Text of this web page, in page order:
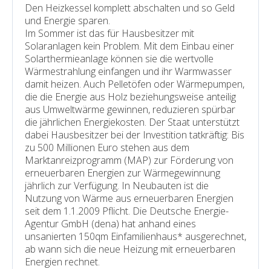
Den Heizkessel komplett abschalten und so Geld
und Energie sparen.
Im Sommer ist das für Hausbesitzer mit
Solaranlagen kein Problem. Mit dem Einbau einer
Solarthermieanlage können sie die wertvolle
Wärmestrahlung einfangen und ihr Warmwasser
damit heizen. Auch Pelletöfen oder Wärmepumpen,
die die Energie aus Holz beziehungsweise anteilig
aus Umweltwärme gewinnen, reduzieren spürbar
die jährlichen Energiekosten. Der Staat unterstützt
dabei Hausbesitzer bei der Investition tatkräftig: Bis
zu 500 Millionen Euro stehen aus dem
Marktanreizprogramm (MAP) zur Förderung von
erneuerbaren Energien zur Wärmegewinnung
jährlich zur Verfügung. In Neubauten ist die
Nutzung von Wärme aus erneuerbaren Energien
seit dem 1.1.2009 Pflicht. Die Deutsche Energie-
Agentur GmbH (dena) hat anhand eines
unsanierten 150qm Einfamilienhaus* ausgerechnet,
ab wann sich die neue Heizung mit erneuerbaren
Energien rechnet.